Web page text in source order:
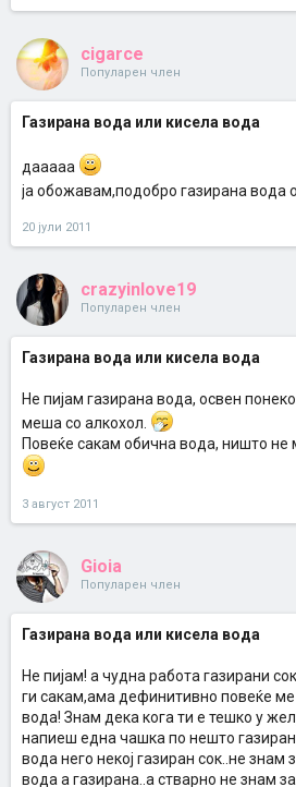
cigarce
Популарен член
Газирана вода или кисела вода
дааааа
ја обожавам,подобро газирана вода
20 јули 2011
crazyinlove19
Популарен член
Газирана вода или кисела вода
Не пијам газирана вода, освен
меша со алкохол.
Повеќе сакам обична вода, ништо не
3 август 2011
Gioia
Популарен член
Газирана вода или кисела вода
Не пијам! а чудна работа газирани
ги сакам,ама дефинитивно повеќе
вода! Знам дека кога ти е тешко у
напиеш една чашка по нешто
вода него некој газиран сок..не
вода а газирана..а стварно не знам